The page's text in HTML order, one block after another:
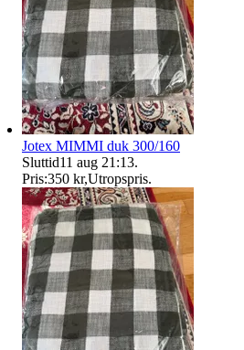
Jotex MIMMI duk 300/160
Sluttid11 aug 21:13.
Pris:350 kr,Utropspris.